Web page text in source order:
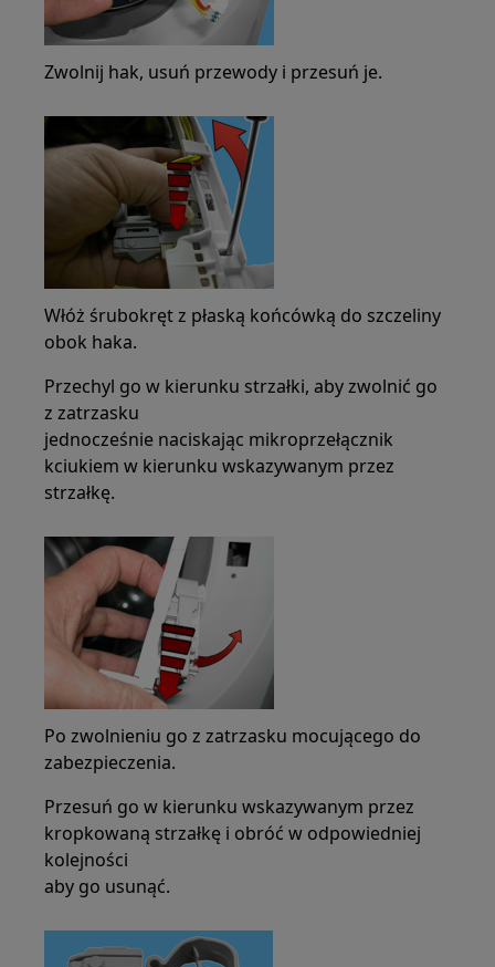
Zwolnij hak, usuń przewody i przesuń je.
Włóż śrubokręt z płaską końcówką do szczeliny
obok haka.
Przechyl go w kierunku strzałki, aby zwolnić go
z zatrzasku
jednocześnie naciskając mikroprzełącznik
kciukiem w kierunku wskazywanym przez
strzałkę.
Po zwolnieniu go z zatrzasku mocującego do
zabezpieczenia.
Przesuń go w kierunku wskazywanym przez
kropkowaną strzałkę i obróć w odpowiedniej
kolejności
aby go usunąć.